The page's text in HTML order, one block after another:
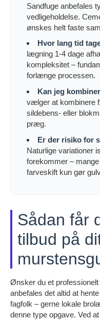
Sandfuge anbefales
vedligeholdelse.
ønskes helt faste
Hvor lang tid
lægning 1-4 dage
kompleksitet –
forlænge processen.
Kan jeg
vælger at kombinere
sildebens- eller
præg.
Er der risiko for
Naturlige variationer
forekommer –
farveskift kun gør
Sådan får
tilbud på
Ønsker du et
anbefales det altid at
fagfolk – gerne lokale
denne type opgave. Ved